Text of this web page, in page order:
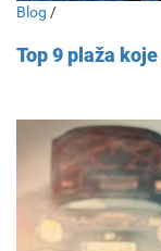
Blog /
Top 9 plaža